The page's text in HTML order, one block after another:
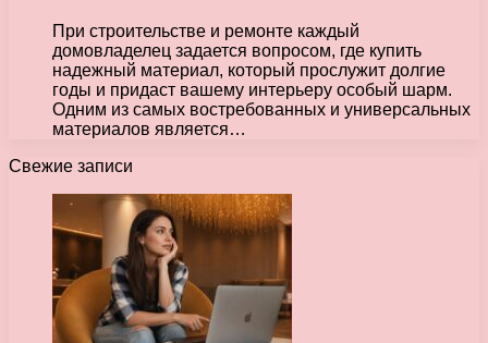
При строительстве и ремонте каждый
домовладелец задается вопросом, где купить
надежный материал, который прослужит долгие
годы и придаст вашему интерьеру особый шарм.
Одним из самых востребованных и универсальных
материалов является…
Свежие записи